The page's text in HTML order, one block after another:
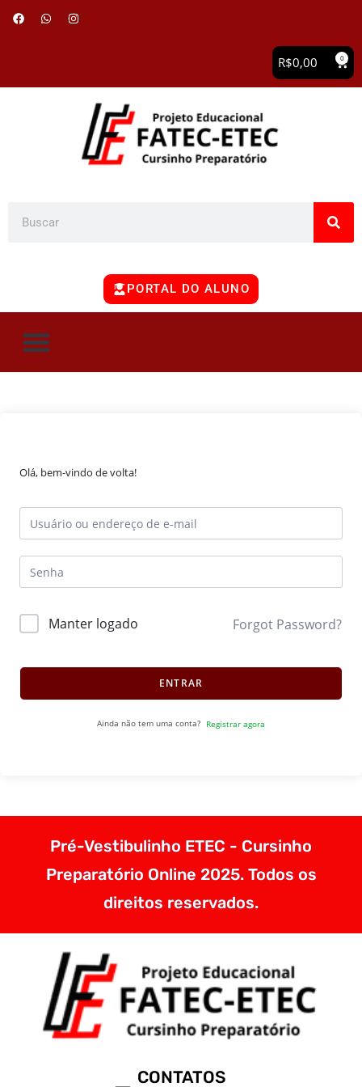
R$0,00 0
PORTAL DO ALUNO
Olá, bem-vindo de volta!
Manter logado Forgot Password?
ENTRAR
Ainda não tem uma conta? Registrar agora
Pré-Vestibulinho ETEC - Cursinho
Preparatório Online 2025. Todos os
direitos reservados.
CONTATOS